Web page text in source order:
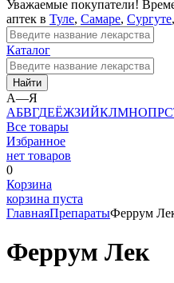
Уважаемые покупатели!
аптек в Туле, Самаре, Сургуте,
Каталог
Найти
А—Я
АБВГДЕЁЖЗИЙКЛМНОПРС
Все товары
Избранное
нет товаров
0
Корзина
корзина пуста
ГлавнаяПрепаратыФеррум
Феррум Лек